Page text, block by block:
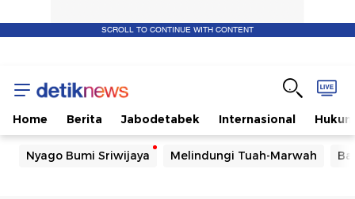
SCROLL TO CONTINUE WITH CONTENT
Home Berita Jabodetabek Internasional Hukum
Nyago Bumi Sriwijaya Melindungi Tuah-Marwah